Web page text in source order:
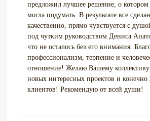
предложил лучшее решение, о
могла подумать. В результате все
качественно, прямо чувствуется с
под чутким руководством Дениса
что не осталось без его внимания.
профессионализм, терпение и
отношение! Желаю Вашему коллективу
новых интересных проектов и конечно
клиентов! Рекомендую от всей души!